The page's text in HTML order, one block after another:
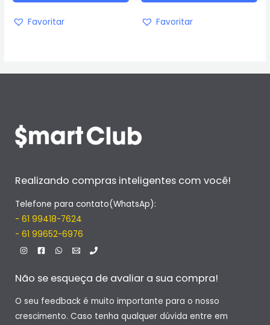
Favoritar Favoritar
Realizando compras inteligentes com você!
Telefone para contato(WhatsAp):
- 61 99418-7624
- 61 99652-6976
Não se esqueça de avaliar a sua compra!
O seu feedback é muito importante para o nosso
crescimento. Caso tenha qualquer dúvida entre em